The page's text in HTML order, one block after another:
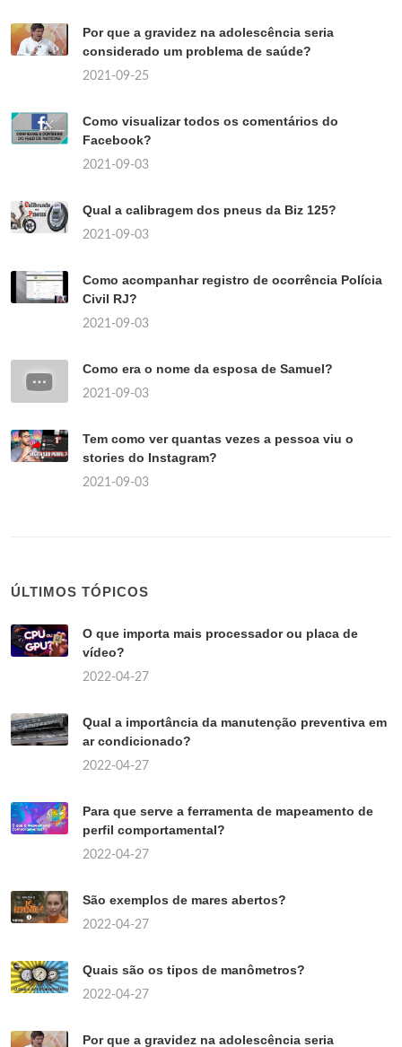
Por que a gravidez na adolescência seria
considerado um problema de saúde?
2021-09-25
Como visualizar todos os comentários do
Facebook?
2021-09-03
Qual a calibragem dos pneus da Biz 125?
2021-09-03
Como acompanhar registro de ocorrência Polícia
Civil RJ?
2021-09-03
Como era o nome da esposa de Samuel?
2021-09-03
Tem como ver quantas vezes a pessoa viu o
stories do Instagram?
2021-09-03
ÚLTIMOS TÓPICOS
O que importa mais processador ou placa de
vídeo?
2022-04-27
Qual a importância da manutenção preventiva em
ar condicionado?
2022-04-27
Para que serve a ferramenta de mapeamento de
perfil comportamental?
2022-04-27
São exemplos de mares abertos?
2022-04-27
Quais são os tipos de manômetros?
2022-04-27
Por que a gravidez na adolescência seria